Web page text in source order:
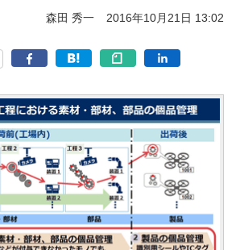
森田 秀一 2016年10月21日 13:02